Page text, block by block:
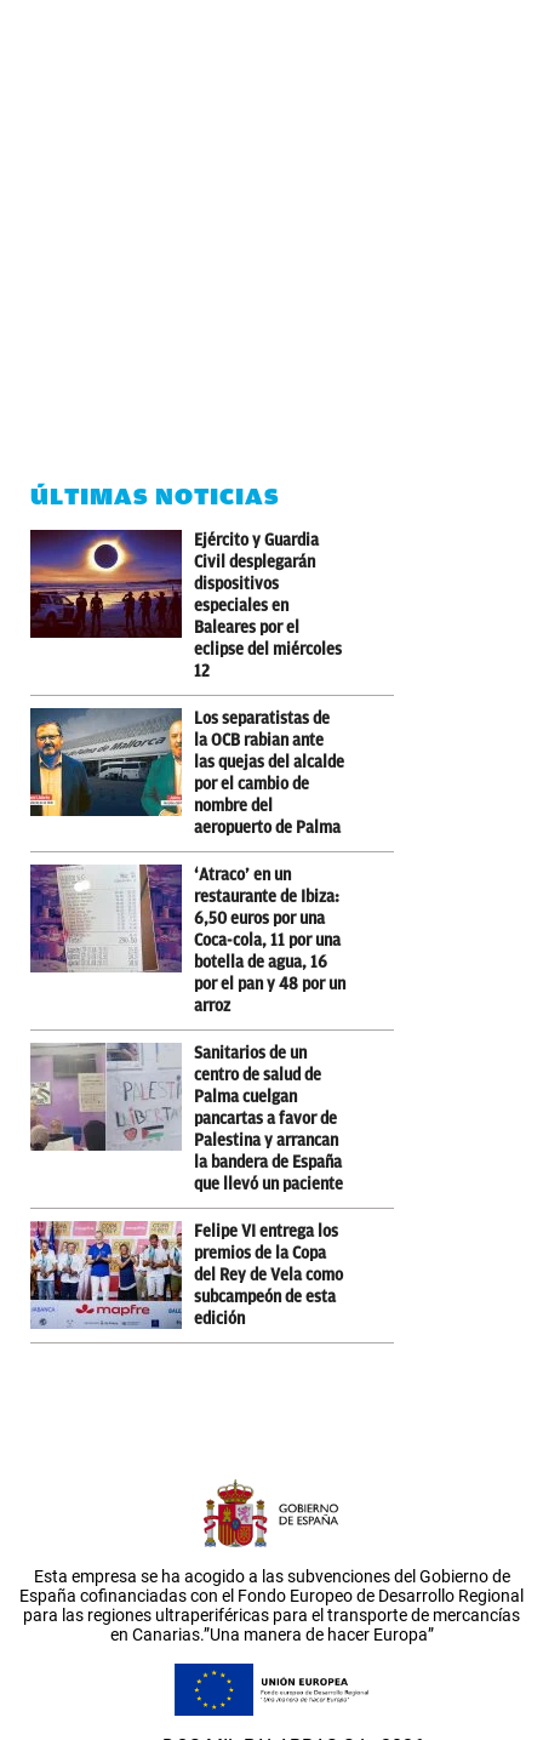
ÚLTIMAS NOTICIAS
Ejército y Guardia
Civil desplegarán
dispositivos
especiales en
Baleares por el
eclipse del miércoles
12
Los separatistas de
la OCB rabian ante
las quejas del alcalde
por el cambio de
nombre del
aeropuerto de Palma
‘Atraco’ en un
restaurante de Ibiza:
6,50 euros por una
Coca-cola, 11 por una
botella de agua, 16
por el pan y 48 por un
arroz
Sanitarios de un
centro de salud de
Palma cuelgan
pancartas a favor de
Palestina y arrancan
la bandera de España
que llevó un paciente
Felipe VI entrega los
premios de la Copa
del Rey de Vela como
subcampeón de esta
edición
Esta empresa se ha acogido a las subvenciones del Gobierno de
España cofinanciadas con el Fondo Europeo de Desarrollo Regional
para las regiones ultraperiféricas para el transporte de mercancías
en Canarias.”Una manera de hacer Europa”